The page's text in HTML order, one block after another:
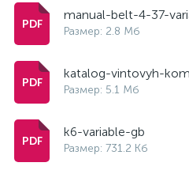
manual-belt-4-37-
Размер: 2.8 Мб
katalog-vintovyh-
Размер: 5.1 Мб
k6-variable-gb
Размер: 731.2 Кб